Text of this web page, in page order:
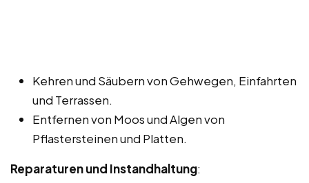
Kehren und Säubern von Gehwegen, Einfahrten
und Terrassen.
Entfernen von Moos und Algen von
Pflastersteinen und Platten.
Reparaturen und Instandhaltung: